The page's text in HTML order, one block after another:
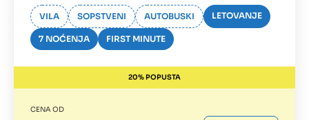
VILA SOPSTVENI AUTOBUSKI LETOVANJE
7 NOĆENJA FIRST MINUTE
20% POPUSTA
CENA OD